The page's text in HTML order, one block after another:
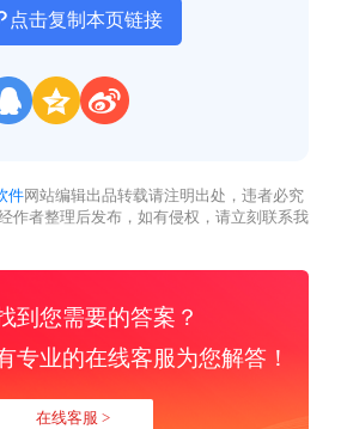
点击复制本页链接
件网站编辑出品转载请注明出处，违者必究
作者整理后发布，如有侵权，请立刻联系我
到您需要的答案？
专业的在线客服为您解答！
在线客服 >